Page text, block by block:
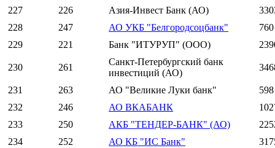
227
226 Азия-Инвест Банк (АО)
228
247 АО УКБ "Белгородсоцбанк"
760
229
221 Банк "ИТУРУП" (ООО)
230 261
Санкт-Петербургский банк
инвестиций (АО)
231 263 АО "Великие Луки банк"
598
232
246 АО ВКАБАНК
233
250 АКБ "ТЕНДЕР-БАНК" (АО)
234
252 АО КБ "ИС Банк"